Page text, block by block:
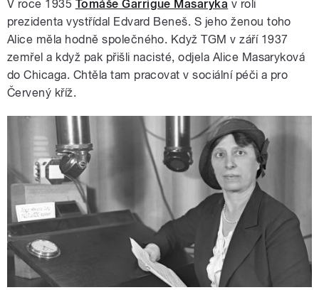
V roce 1935 Tomáše Garrigue Masaryka v roli
prezidenta vystřídal Edvard Beneš. S jeho ženou toho
Alice měla hodně společného. Když TGM v září 1937
zemřel a když pak přišli nacisté, odjela Alice Masaryková
do Chicaga. Chtěla tam pracovat v sociální péči a pro
Červený kříž.